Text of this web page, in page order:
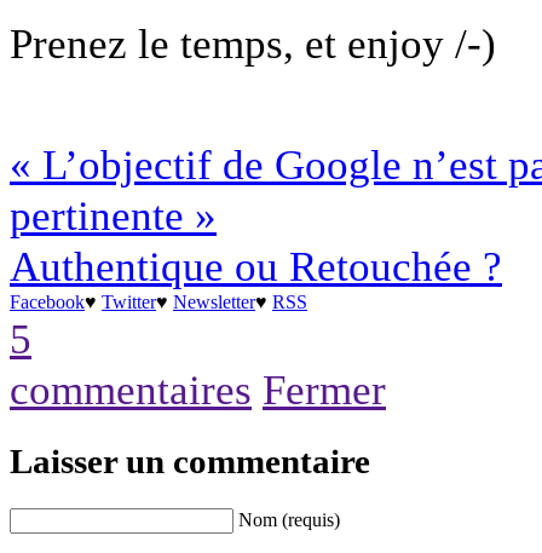
Prenez le temps, et enjoy /-)
« L’objectif de Google n’est
pertinente »
Authentique ou Retouchée ?
Facebook♥ Twitter♥ Newsletter♥ RSS
5
commentaires Fermer
Laisser un commentaire
Nom (requis)